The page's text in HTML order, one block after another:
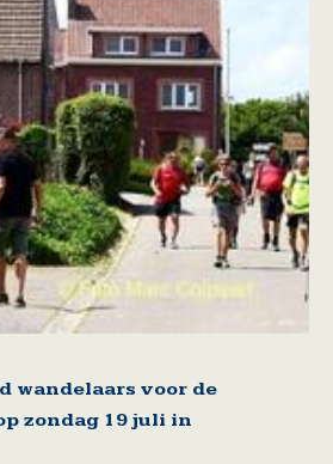
wandelaars voor de
zondag 19 juli in